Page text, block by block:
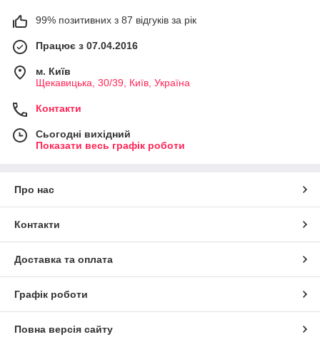
99% позитивних з 87 відгуків за рік
Працює з 07.04.2016
м. Київ
Щекавицька, 30/39, Київ, Україна
Контакти
Сьогодні вихідний
Показати весь графік роботи
Про нас
Контакти
Доставка та оплата
Графік роботи
Повна версія сайту